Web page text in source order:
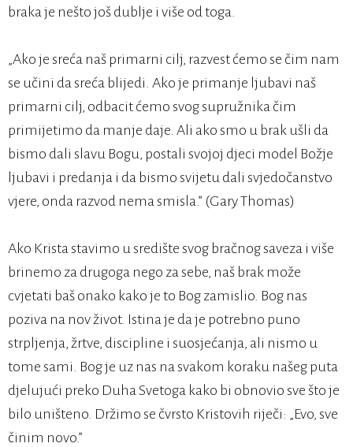
braka je nešto još dublje i više od toga.
„Ako je sreća naš primarni cilj, razvest ćemo se čim nam
se učini da sreća blijedi. Ako je primanje ljubavi naš
primarni cilj, odbacit ćemo svog supružnika čim
primijetimo da manje daje. Ali ako smo u brak ušli da
bismo dali slavu Bogu, postali svojoj djeci model Božje
ljubavi i predanja i da bismo svijetu dali svjedočanstvo
vjere, onda razvod nema smisla.” (Gary Thomas)
Ako Krista stavimo u središte svog bračnog saveza i više
brinemo za drugoga nego za sebe, naš brak može
cvjetati baš onako kako je to Bog zamislio. Bog nas
poziva na nov život. Istina je da je potrebno puno
strpljenja, žrtve, discipline i suosjećanja, ali nismo u
tome sami. Bog je uz nas na svakom koraku našeg puta
djelujući preko Duha Svetoga kako bi obnovio sve što je
bilo uništeno. Držimo se čvrsto Kristovih riječi: „Evo, sve
činim novo.”